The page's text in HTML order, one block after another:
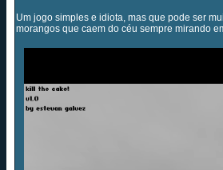
Um jogo simples e idiota, mas que pode ser
morangos que caem do céu sempre mirando